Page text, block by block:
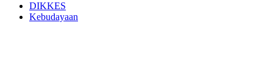
DIKKES
Kebudayaan